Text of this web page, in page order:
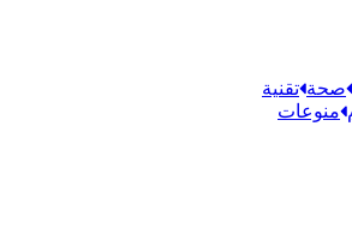
صحة تقنية
منوعات